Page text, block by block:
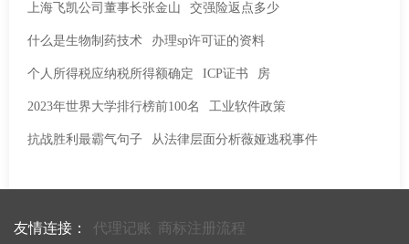
上海飞凯公司董事长张金山 交强险返点多少
什么是生物制药技术 办理sp许可证的资料
个人所得税应纳税所得额确定 ICP证书 房
2023年世界大学排行榜前100名 工业软件政策
抗战胜利最霸气句子 从法律层面分析薇娅逃税事件
友情连接： 代理记账 商标注册流程